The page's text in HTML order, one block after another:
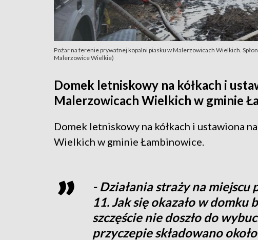
Pożar na terenie prywatnej kopalni piasku w Malerzowicach Wielkich.
Malerzowice Wielkie)
Domek letniskowy na kółkach i
Malerzowicach Wielkich w gminie
Domek letniskowy na kółkach i ustawiona
Wielkich w gminie Łambinowice.
- Działania straży na
11. Jak się okazało w domku
szczęście nie doszło do
przyczepie składowano